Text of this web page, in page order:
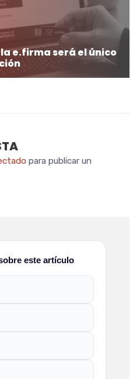
la e.firma será el único
para publicar un
este artículo